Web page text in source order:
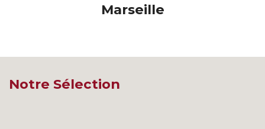
Marseille
Notre Sélection